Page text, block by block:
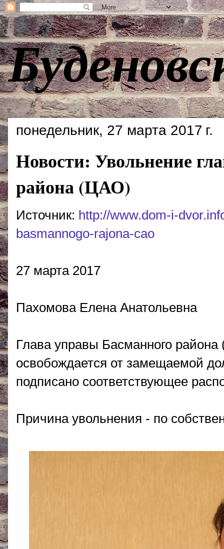
понедельник, 27 марта 2017 г.
Новости: Увольнение
района (ЦАО)
Источник: http://www.dom-i-
basmannogo-rajona-cao
27 марта 2017
Пахомова Елена Анатольевна
Глава управы Басманного
освобождается от замещаемой
подписано соответствующее
Причина увольнения - по